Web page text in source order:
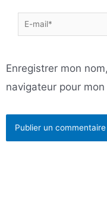
E-
mail*
Enregistrer mon
navigateur pour